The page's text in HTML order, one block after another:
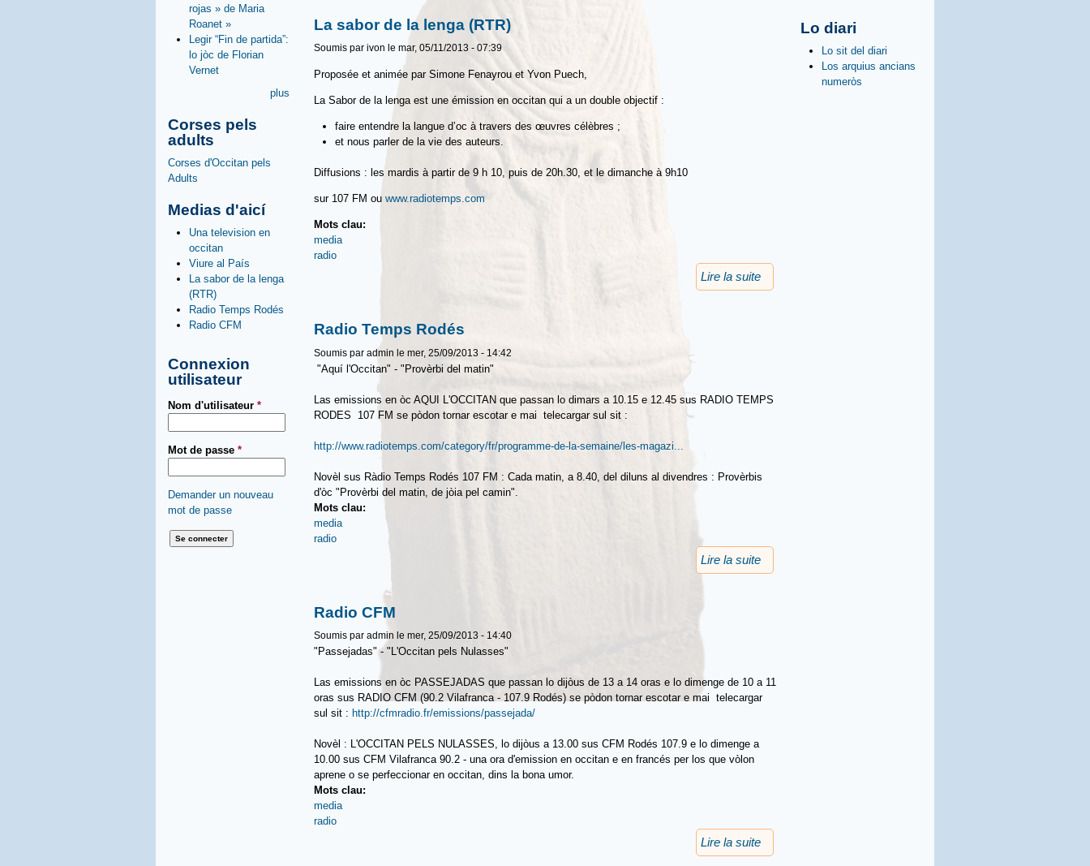
rojas » de Maria
Roanet »
Legir “Fin de partida”:
lo jòc de Florian
Vernet
plus
Corses pels
adults
Corses d'Occitan pels
Adults
Medias d'aicí
Una television en
occitan
Viure al País
La sabor de la lenga
(RTR)
Radio Temps Rodés
Radio CFM
Connexion
utilisateur
Nom d'utilisateur *
Mot de passe *
Demander un nouveau
mot de passe
La sabor de la lenga (RTR)
Soumis par ivon le mar, 05/11/2013 - 07:39
Proposée et animée par Simone Fenayrou et Yvon Puech,
La Sabor de la lenga est une émission en occitan qui a un double objectif :
faire entendre la langue d’oc à travers des œuvres célèbres ;
et nous parler de la vie des auteurs.
Diffusions : les mardis à partir de 9 h 10, puis de 20h.30, et le dimanche à 9h10
sur 107 FM ou www.radiotemps.com
Mots clau:
media
radio
Lire la suite
Radio Temps Rodés
Soumis par admin le mer, 25/09/2013 - 14:42
"Aquí l'Occitan" - "Provèrbi del matin"
Las emissions en òc AQUI L'OCCITAN que passan lo dimars a 10.15 e 12.45 sus RADIO TEMPS
RODES 107 FM se pòdon tornar escotar e mai telecargar sul sit :
http://www.radiotemps.com/category/fr/programme-de-la-semaine/les-magazi...
Novèl sus Ràdio Temps Rodés 107 FM : Cada matin, a 8.40, del diluns al divendres : Provèrbis
d'òc "Provèrbi del matin, de jòia pel camin".
Mots clau:
media
radio
Lire la suite
Radio CFM
Soumis par admin le mer, 25/09/2013 - 14:40
"Passejadas" - "L'Occitan pels Nulasses"
Las emissions en òc PASSEJADAS que passan lo dijòus de 13 a 14 oras e lo dimenge de 10 a 11
oras sus RADIO CFM (90.2 Vilafranca - 107.9 Rodés) se pòdon tornar escotar e mai telecargar
sul sit : http://cfmradio.fr/emissions/passejada/
Novèl : L'OCCITAN PELS NULASSES, lo dijòus a 13.00 sus CFM Rodés 107.9 e lo dimenge a
10.00 sus CFM Vilafranca 90.2 - una ora d'emission en occitan e en francés per los que vòlon
aprene o se perfeccionar en occitan, dins la bona umor.
Mots clau:
media
radio
Lire la suite
Lo diari
Lo sit del diari
Los arquius ancians
numeròs